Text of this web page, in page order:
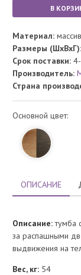
В
Материал:
Размеры (ШхВхГ):
Срок поставки:
Производитель:
Страна
Основной цвет:
ОПИСАНИЕ
Описание:тумба
за распашными
выдвижения на
Вес, кг: 54